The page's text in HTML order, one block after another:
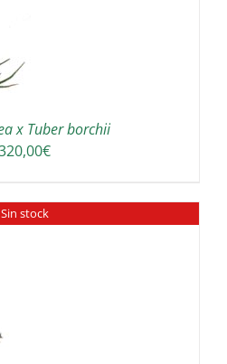
x Tuber borchii
€
Sin stock